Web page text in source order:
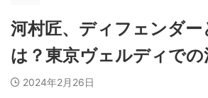
河村匠、ディフェンダ
は？東京ヴェルディでの
2024年2月26日